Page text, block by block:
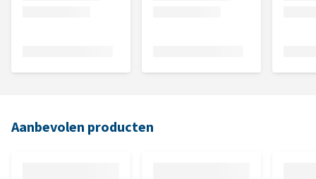
Aanbevolen producten